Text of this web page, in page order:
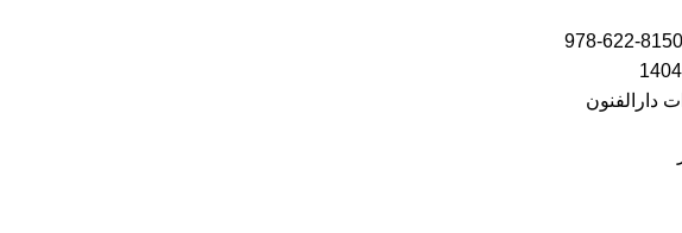
دارالفنون